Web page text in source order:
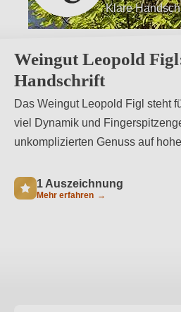
Beste Lagen
Weingut Leopold
Handschrift
Das Weingut Leopold Figl steht
viel Dynamik und
unkomplizierten Genuss auf
1 Auszeichnung
Mehr erfahren →